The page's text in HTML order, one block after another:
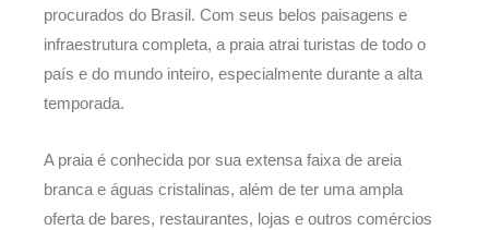
procurados do Brasil. Com seus belos paisagens e
infraestrutura completa, a praia atrai turistas de todo o
país e do mundo inteiro, especialmente durante a alta
temporada.
A praia é conhecida por sua extensa faixa de areia
branca e águas cristalinas, além de ter uma ampla
oferta de bares, restaurantes, lojas e outros comércios